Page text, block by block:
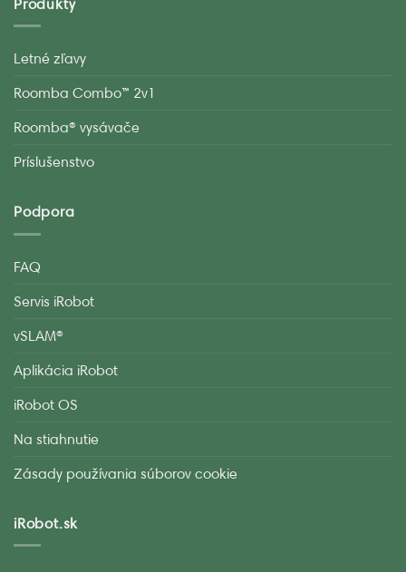
Produkty
Letné zľavy
Roomba Combo™ 2v1
Roomba® vysávače
Príslušenstvo
Podpora
FAQ
Servis iRobot
vSLAM®
Aplikácia iRobot
iRobot OS
Na stiahnutie
Zásady používania súborov cookie
iRobot.sk